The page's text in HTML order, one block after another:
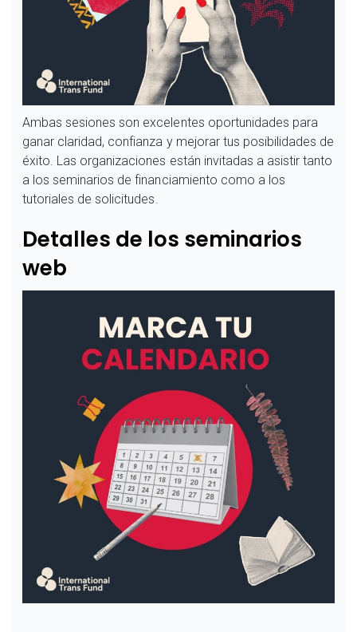
Ambas sesiones son excelentes oportunidades para
ganar claridad, confianza y mejorar tus posibilidades de
éxito. Las organizaciones están invitadas a asistir tanto
a los seminarios de financiamiento como a los
tutoriales de solicitudes.
Detalles de los seminarios
web